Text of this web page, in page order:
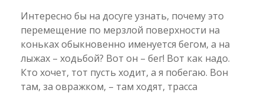
Интересно бы на досуге узнать, почему это
перемещение по мерзлой поверхности на
коньках обыкновенно именуется бегом, а на
лыжах – ходьбой? Вот он – бег! Вот как надо.
Кто хочет, тот пусть ходит, а я побегаю. Вон
там, за овражком, – там ходят, трасса